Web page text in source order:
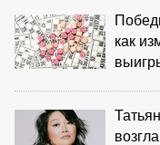
как